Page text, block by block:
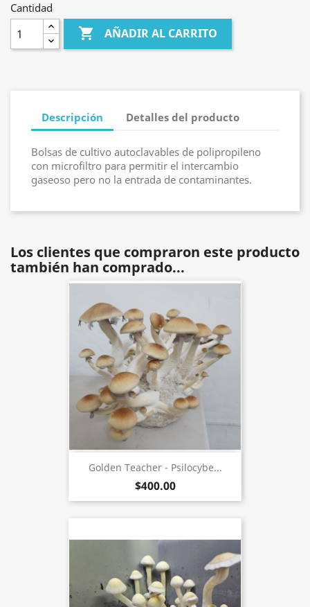
Cantidad
 AÑADIR AL CARRITO
Descripción Detalles del producto
Bolsas de cultivo autoclavables de polipropileno
con microfiltro para permitir el intercambio
gaseoso pero no la entrada de contaminantes.
Los clientes que compraron este producto
también han comprado...
Golden Teacher - Psilocybe...
$400.00